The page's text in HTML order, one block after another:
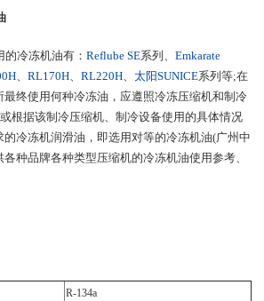
的冷冻机油有：Reflube SE系列、Emkarate
、RL170H 、RL220H 、太阳SUNICE系列等;在
终使用何种冷冻油，应遵照冷冻压缩机和制冷
根据该制冷压缩机、制冷设备使用的具体情况
冷冻机润滑油，即选用对等的冷冻机油(广州中
种品牌各种类型压缩机的冷冻机油使用参考、
R-134a